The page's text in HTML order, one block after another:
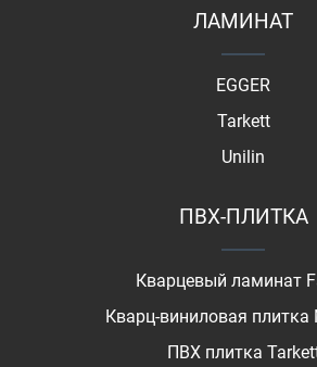
ЛАМИНАТ
EGGER
Tarkett
Unilin
ПВХ-ПЛИТКА
Кварцевый ламинат
Кварц-виниловая плитка
ПВХ плитка